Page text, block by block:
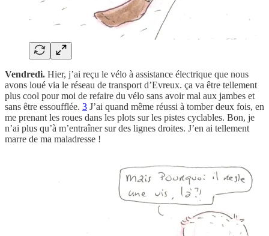
Vendredi. Hier, j’ai reçu le vélo à assistance électrique que nous
avons loué via le réseau de transport d’Evreux. ça va être tellement
plus cool pour moi de refaire du vélo sans avoir mal aux jambes et
sans être essoufflée. 3 J’ai quand même réussi à tomber deux fois, en
me prenant les roues dans les plots sur les pistes cyclables. Bon, je
n’ai plus qu’à m’entraîner sur des lignes droites. J’en ai tellement
marre de ma maladresse !